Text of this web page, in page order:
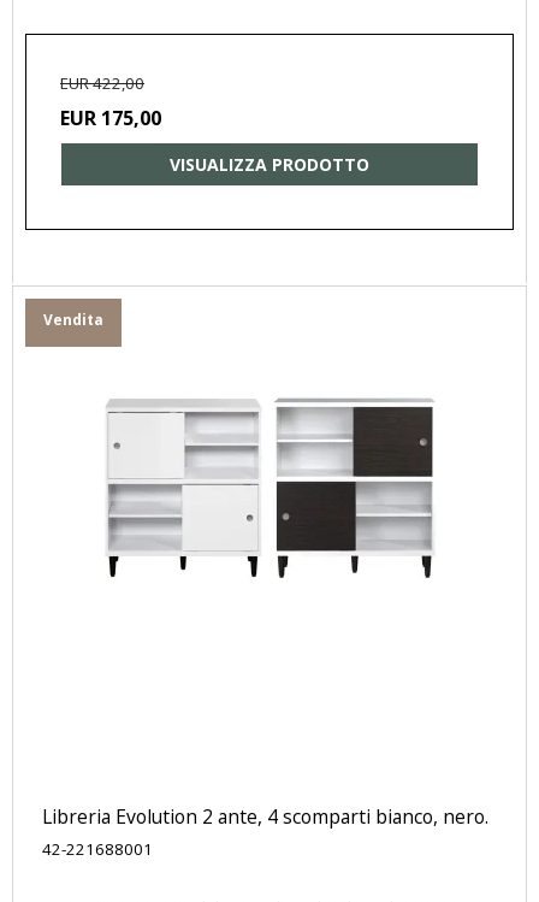
EUR 422,00
EUR 175,00
VISUALIZZA PRODOTTO
Vendita
Libreria Evolution 2 ante, 4 scomparti bianco, nero.
42-221688001